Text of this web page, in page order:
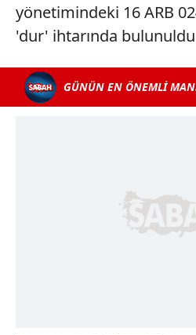
yönetimindeki 16 ARB
'dur' ihtarında
GÜNÜN EN ÖNEMLİ